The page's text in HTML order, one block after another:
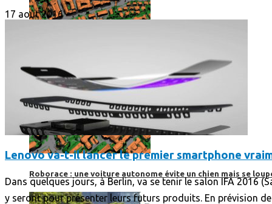
Roborace : une voiture autonome évite un chien mais se
17 août 2016
Lenovo va-t-il lancer le premier smartphone
Dans quelques jours, à Berlin, va se tenir le salon IFA 2016
y seront pour présenter leurs futurs produits. En prévision